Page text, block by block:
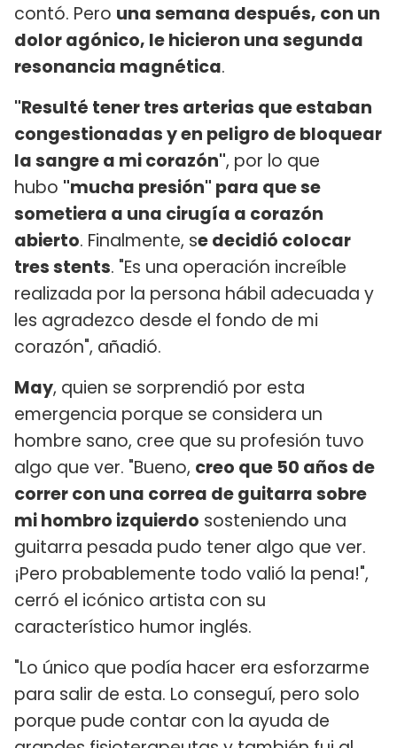
contó. Pero una semana después, con un
dolor agónico, le hicieron una segunda
resonancia magnética.
"Resulté tener tres arterias que estaban
congestionadas y en peligro de bloquear
la sangre a mi corazón", por lo que
hubo "mucha presión" para que se
sometiera a una cirugía a corazón
abierto. Finalmente, se decidió colocar
tres stents. "Es una operación increíble
realizada por la persona hábil adecuada y
les agradezco desde el fondo de mi
corazón", añadió.
May, quien se sorprendió por esta
emergencia porque se considera un
hombre sano, cree que su profesión tuvo
algo que ver. "Bueno, creo que 50 años de
correr con una correa de guitarra sobre
mi hombro izquierdo sosteniendo una
guitarra pesada pudo tener algo que ver.
¡Pero probablemente todo valió la pena!",
cerró el icónico artista con su
característico humor inglés.
"Lo único que podía hacer era esforzarme
para salir de esta. Lo conseguí, pero solo
porque pude contar con la ayuda de